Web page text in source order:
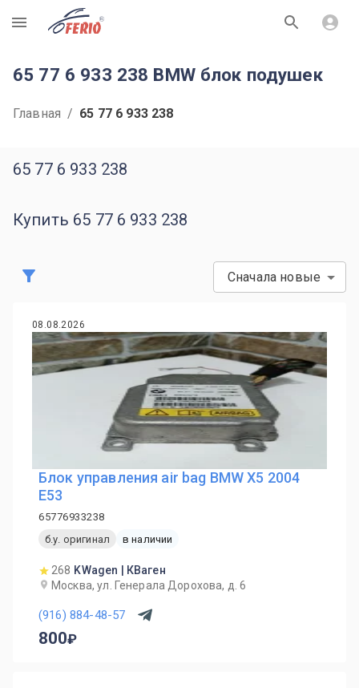
R
65 77 6 933 238 BMW блок подушек
Главная / 65 77 6 933 238
65 77 6 933 238
Купить 65 77 6 933 238
Сначала новые
08.08.2026
Блок управления air bag BMW X5 2004
Е53
65776933238
б.у. оригинал
в наличии
268 KWagen | КВаген
Москва, ул. Генерала Дорохова, д. 6
(916) 884-48-57
800